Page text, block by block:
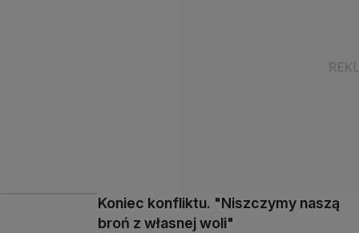
Koniec konfliktu. "Niszczymy naszą
broń z własnej woli"